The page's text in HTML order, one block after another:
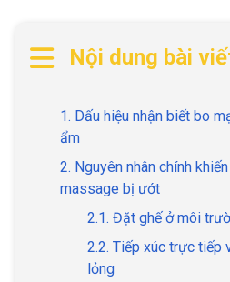
Nội dung bài
1. Dấu hiệu nhận biết bo
ẩm
2. Nguyên nhân chính
massage bị ướt
2.1. Đặt ghế ở môi
2.2. Tiếp xúc trực tiếp
lỏng